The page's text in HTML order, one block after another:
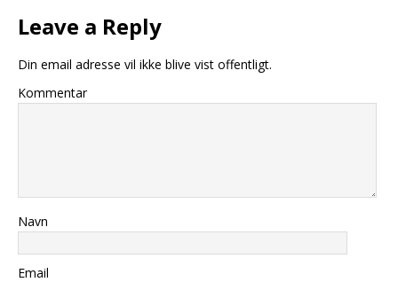
Leave a Reply
Din email adresse vil ikke blive vist offentligt.
Kommentar
Navn
Email